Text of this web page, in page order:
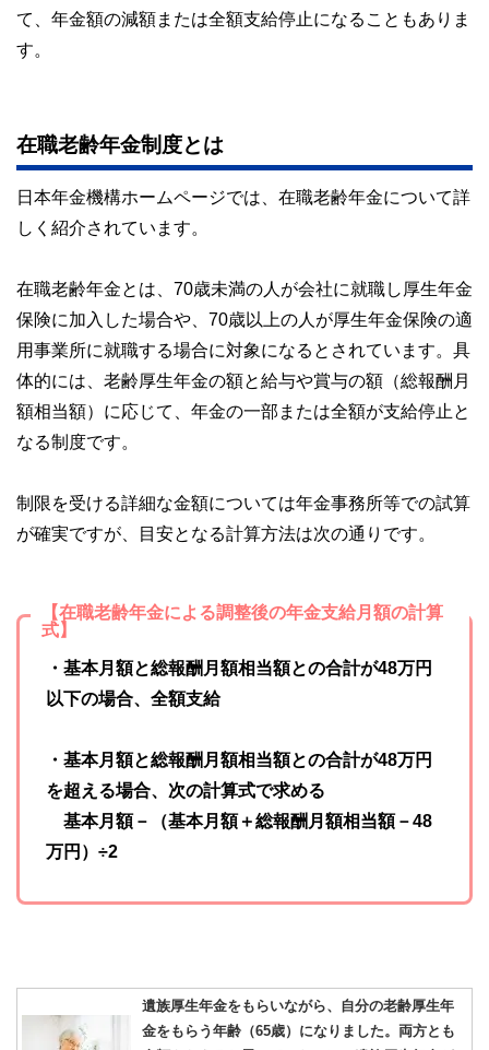
て、年金額の減額または全額支給停止になることもありま
す。
在職老齢年金制度とは
日本年金機構ホームページでは、在職老齢年金について詳
しく紹介されています。
在職老齢年金とは、70歳未満の人が会社に就職し厚生年金
保険に加入した場合や、70歳以上の人が厚生年金保険の適
用事業所に就職する場合に対象になるとされています。具
体的には、老齢厚生年金の額と給与や賞与の額（総報酬月
額相当額）に応じて、年金の一部または全額が支給停止と
なる制度です。
制限を受ける詳細な金額については年金事務所等での試算
が確実ですが、目安となる計算方法は次の通りです。
【在職老齢年金による調整後の年金支給月額の計算
式】
・基本月額と総報酬月額相当額との合計が48万円
以下の場合、全額支給
・基本月額と総報酬月額相当額との合計が48万円
を超える場合、次の計算式で求める
基本月額－（基本月額＋総報酬月額相当額－48
万円）÷2
遺族厚生年金をもらいながら、自分の老齢厚生年
金をもらう年齢（65歳）になりました。両方とも